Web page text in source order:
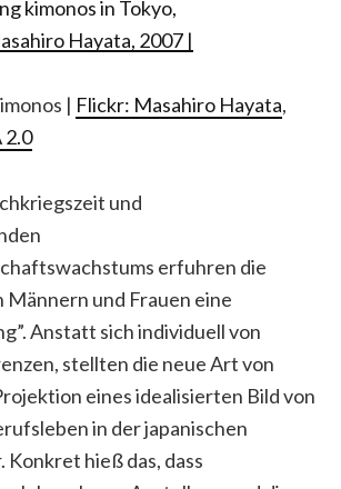
| Flickr: Masahiro Hayata,
2.0
und
erfuhren die
Männern und Frauen eine
Anstatt sich individuell von
stellten die neue Art von
eines idealisierten Bild von
in der japanischen
Konkret hieß das, dass